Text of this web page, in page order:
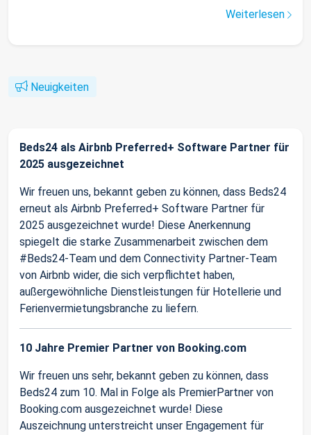
Weiterlesen
Neuigkeiten
Beds24 als Airbnb Preferred+ Software Partner für
2025 ausgezeichnet
Wir freuen uns, bekannt geben zu können, dass Beds24
erneut als Airbnb Preferred+ Software Partner für
2025 ausgezeichnet wurde! Diese Anerkennung
spiegelt die starke Zusammenarbeit zwischen dem
#Beds24-Team und dem Connectivity Partner-Team
von Airbnb wider, die sich verpflichtet haben,
außergewöhnliche Dienstleistungen für Hotellerie und
Ferienvermietungsbranche zu liefern.
10 Jahre Premier Partner von Booking.com
Wir freuen uns sehr, bekannt geben zu können, dass
Beds24 zum 10. Mal in Folge als PremierPartner von
Booking.com ausgezeichnet wurde! Diese
Auszeichnung unterstreicht unser Engagement für